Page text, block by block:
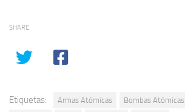
SHARE
Etiquetas: Armas Atómicas Bombas Atómicas